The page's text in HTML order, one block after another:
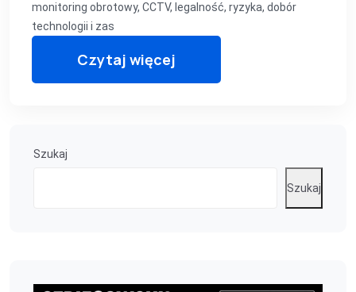
monitoring obrotowy, CCTV, legalność, ryzyka, dobór
technologii i zas
Czytaj więcej
Szukaj
Szukaj